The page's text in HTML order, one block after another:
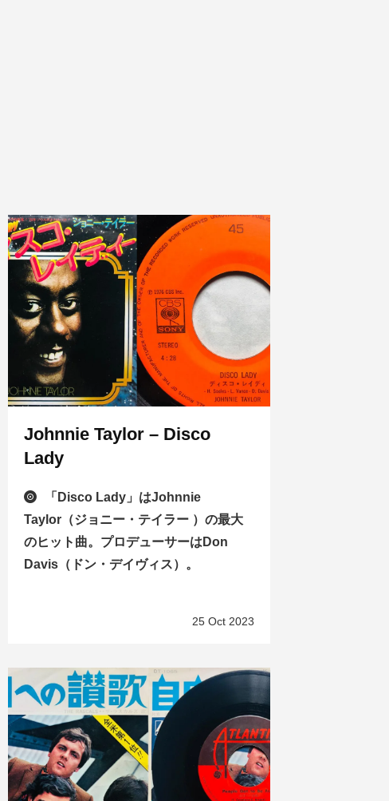
Johnnie Taylor – Disco
Lady
「Disco Lady」はJohnnie
Taylor（ジョニー・テイラー ）の最大
のヒット曲。プロデューサーはDon
Davis（ドン・デイヴィス）。
25 Oct 2023